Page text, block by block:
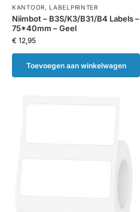
KANTOOR, LABELPRINTER
Niimbot – B3S/K3/B31/B4 Labels –
75*40mm – Geel
€ 12,95
Toevoegen aan winkelwagen